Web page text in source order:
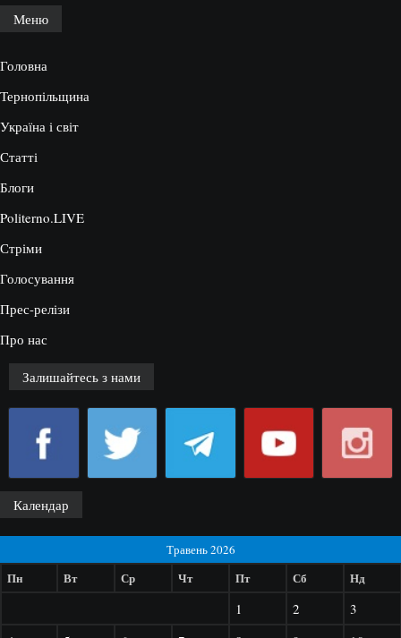
Меню
Головна
Тернопільщина
Україна і світ
Статті
Блоги
Politerno.LIVE
Стріми
Голосування
Прес-релізи
Про нас
Залишайтесь з нами
Календар
Травень 2026
Пн Вт Ср Чт Пт Сб Нд
1 2
3